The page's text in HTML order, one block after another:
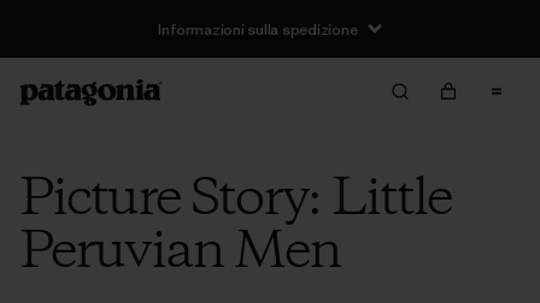
Informazioni sulla spedizione
Picture Story: Little
Peruvian Men